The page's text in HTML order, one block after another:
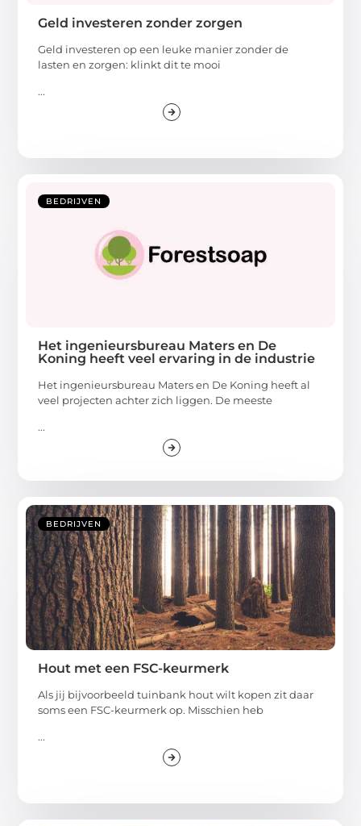
Geld investeren zonder zorgen
Geld investeren op een leuke manier zonder de
lasten en zorgen: klinkt dit te mooi
...
BEDRIJVEN
Het ingenieursbureau Maters en De
Koning heeft veel ervaring in de industrie
Het ingenieursbureau Maters en De Koning heeft al
veel projecten achter zich liggen. De meeste
...
BEDRIJVEN
Hout met een FSC-keurmerk
Als jij bijvoorbeeld tuinbank hout wilt kopen zit daar
soms een FSC-keurmerk op. Misschien heb
...